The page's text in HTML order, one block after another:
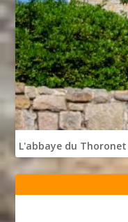
L'abbaye du Thoronet